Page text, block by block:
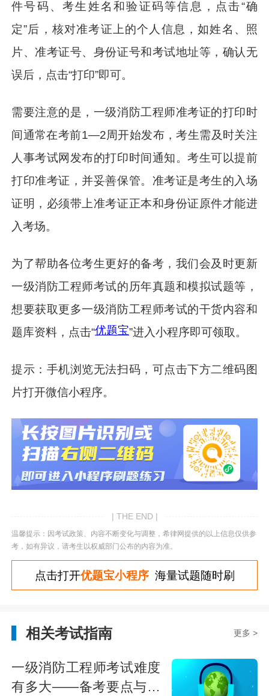
件号码、考生姓名和验证码等信息，点击“确
定”后，核对准考证上的个人信息，如姓名、照
片、准考证号、身份证号和考试地址等，确认无
误后，点击“打印”即可。
需要注意的是，一级消防工程师准考证的打印时
间通常在考前1—2周开始发布，考生需及时关注
人事考试网发布的打印时间通知。考生可以提前
打印准考证，并妥善保管。准考证是考生的入场
证明，必须带上准考证正本和身份证原件才能进
入考场。
为了帮助各位考生更好的备考，我们会及时更新
一级消防工程师考试的历年真题和模拟试题等，
想要获取更多一级消防工程师考试的干货内容和
题库资料，点击“优题宝”进入小程序即可领取。
提示：手机浏览无法扫码，可点击下方二维码图
片打开微信小程序。
| THE END |
温馨提示：因考试政策、内容不断变化与调整，希律网提供的以上信息仅供参
考，如有异议，请考生以权威部门公布的内容为准。
点击打开优题宝小程序海量试题随时刷
相关考试指南 更多 >
一级消防工程师考试难度
有多大——备考要点与挑